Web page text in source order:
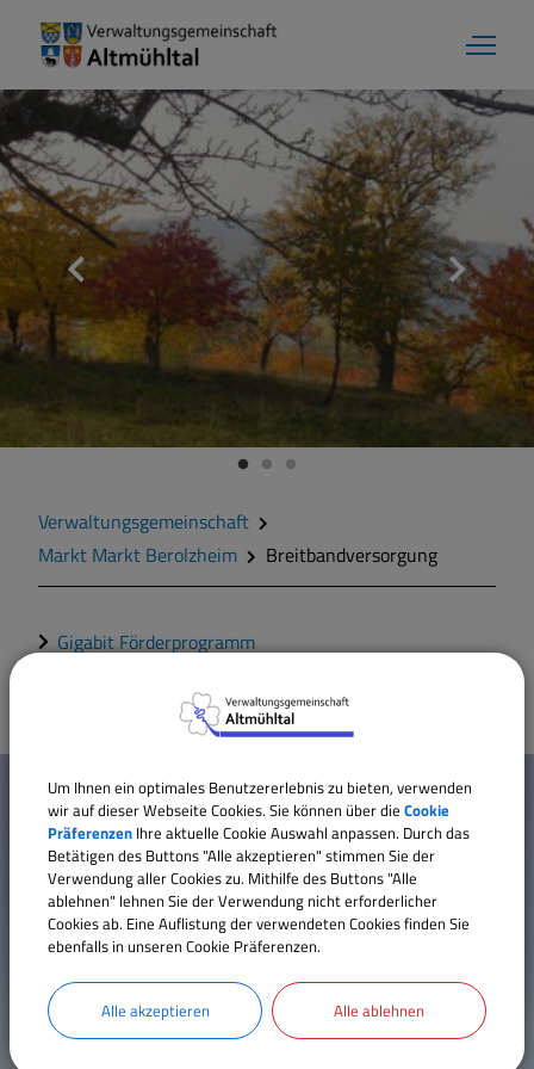
Aktuelles
Verwaltungsgemeinschaft
Gemeinde Alesheim
Markt Markt Berolzheim
Gemeinde Meinheim
Verwaltungsgemeinschaft
Markt Markt Berolzheim
Breitbandversorgung
Gigabit Förderprogramm
W
c
h
t
Mehr entdecken
Kontakt
Inhaltsverzeichnis
Impressum
Datenschutz
Erklärung zur Barrierefreiheit
Cookie Einstellungen
Um Ihnen ein optimales Benutzererlebnis zu bieten, verwenden
wir auf dieser Webseite Cookies. Sie können über die Cookie
Präferenzen Ihre aktuelle Cookie Auswahl anpassen. Durch das
Betätigen des Buttons "Alle akzeptieren" stimmen Sie der
Verwendung aller Cookies zu. Mithilfe des Buttons "Alle
ablehnen" lehnen Sie der Verwendung nicht erforderlicher
Cookies ab. Eine Auflistung der verwendeten Cookies finden Sie
ebenfalls in unseren Cookie Präferenzen.
Alle akzeptieren Alle ablehnen